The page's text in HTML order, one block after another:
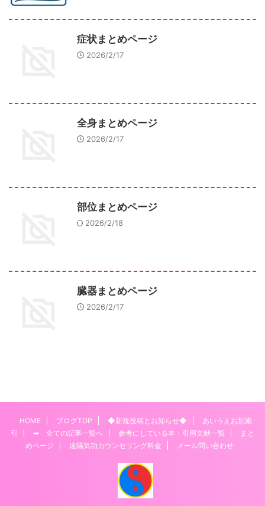
症状まとめページ
2026/2/17
全身まとめページ
2026/2/17
部位まとめページ
2026/2/18
臓器まとめページ
2026/2/17
HOME ブログTOP ◆新規投稿とお知らせ◆
あいうえお別索
引
➡ 全ての記事一覧へ 参考にしている本・引用文献一覧
まと
めページ
遠隔気功カウンセリング料金 メール問い合わせ